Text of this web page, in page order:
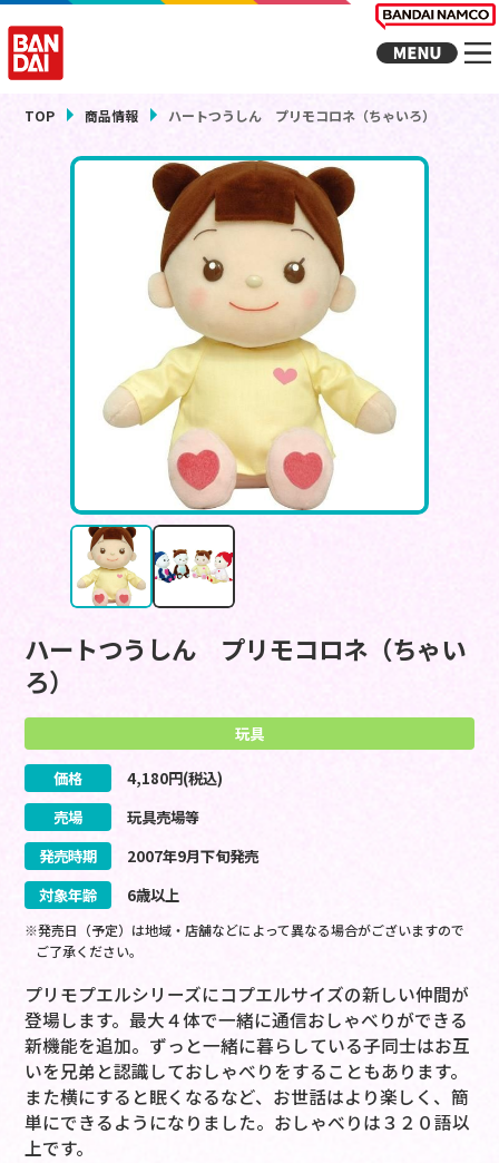
TOP 商品情報 ハートつうしん プリモコロネ（ちゃいろ）
ハートつうしん プリモコロネ（ちゃい
ろ）
玩具
価格 4,180円(税込)
売場
玩具売場等
発売時期
2007年9月下旬発売
対象年齢
6歳以上
※発売日（予定）は地域・店舗などによって異なる場合がございますので
ご了承ください。
プリモプエルシリーズにコプエルサイズの新しい仲間が
登場します。最大４体で一緒に通信おしゃべりができる
新機能を追加。ずっと一緒に暮らしている子同士はお互
いを兄弟と認識しておしゃべりをすることもあります。
また横にすると眠くなるなど、お世話はより楽しく、簡
単にできるようになりました。おしゃべりは３２０語以
上です。